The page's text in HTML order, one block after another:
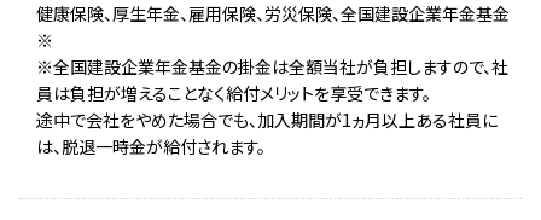
健康保険、厚生年金、雇用保険、労災保険、全国建設企業年金基金
※
※全国建設企業年金基金の掛金は全額当社が負担しますので、社
員は負担が増えることなく給付メリットを享受できます。
途中で会社をやめた場合でも、加入期間が1ヵ月以上ある社員に
は、脱退一時金が給付されます。